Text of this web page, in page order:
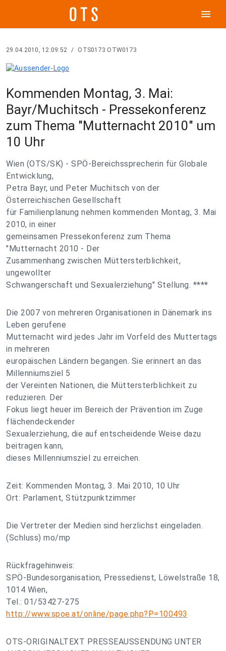
menu
29.04.2010, 12:09:52 / OTS0173 OTW0173
Kommenden Montag, 3. Mai:
Bayr/Muchitsch - Pressekonferenz
zum Thema "Mutternacht 2010" um
10 Uhr
Wien (OTS/SK) - SPÖ-Bereichssprecherin für Globale
Entwicklung,
Petra Bayr, und Peter Muchitsch von der
Österreichischen Gesellschaft
für Familienplanung nehmen kommenden Montag, 3. Mai
2010, in einer
gemeinsamen Pressekonferenz zum Thema
"Mutternacht 2010 - Der
Zusammenhang zwischen Müttersterblichkeit,
ungewollter
Schwangerschaft und Sexualerziehung" Stellung. ****
Die 2007 von mehreren Organisationen in Dänemark ins
Leben gerufene
Mutternacht wird jedes Jahr im Vorfeld des Muttertags
in mehreren
europäischen Ländern begangen. Sie erinnert an das
Millenniumsziel 5
der Vereinten Nationen, die Müttersterblichkeit zu
reduzieren. Der
Fokus liegt heuer im Bereich der Prävention im Zuge
flächendeckender
Sexualerziehung, die auf entscheidende Weise dazu
beitragen kann,
dieses Millenniumsziel zu erreichen.
Zeit: Kommenden Montag, 3. Mai 2010, 10 Uhr
Ort: Parlament, Stützpunktzimmer
Die Vertreter der Medien sind herzlichst eingeladen.
(Schluss) mo/mp
Rückfragehinweis:
SPÖ-Bundesorganisation, Pressedienst, Löwelstraße 18,
1014 Wien,
Tel.: 01/53427-275
http://www.spoe.at/online/page.php?P=100493
OTS-ORIGINALTEXT PRESSEAUSSENDUNG UNTER